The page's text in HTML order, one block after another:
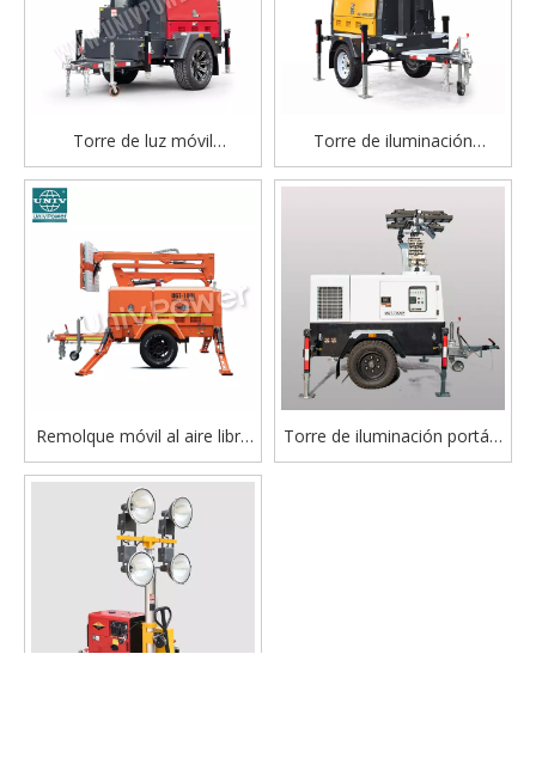
Torre de luz móvil
alimentada por generador
portátil para iluminación
nocturna al aire libre
Torre de iluminación
hidráulica con motor Perkins
generador diésel
Remolque móvil al aire libre
de la torre de luz de la
construcción con la torre de
iluminación híbrida del
generador diesel
Torre de iluminación portátil
hidráulica del generador